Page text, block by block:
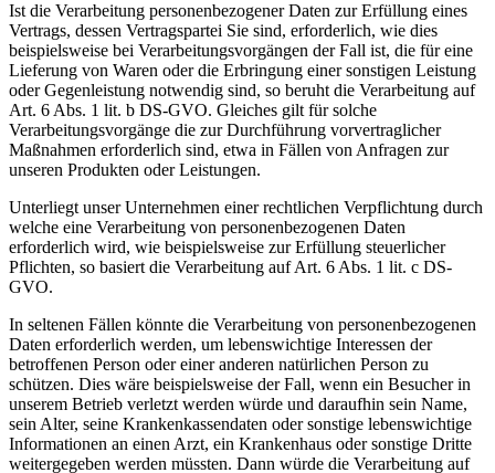
Ist die Verarbeitung personenbezogener Daten zur Erfüllung eines
Vertrags, dessen Vertragspartei Sie sind, erforderlich, wie dies
beispielsweise bei Verarbeitungsvorgängen der Fall ist, die für eine
Lieferung von Waren oder die Erbringung einer sonstigen Leistung
oder Gegenleistung notwendig sind, so beruht die Verarbeitung auf
Art. 6 Abs. 1 lit. b DS-GVO. Gleiches gilt für solche
Verarbeitungsvorgänge die zur Durchführung vorvertraglicher
Maßnahmen erforderlich sind, etwa in Fällen von Anfragen zur
unseren Produkten oder Leistungen.
Unterliegt unser Unternehmen einer rechtlichen Verpflichtung durch
welche eine Verarbeitung von personenbezogenen Daten
erforderlich wird, wie beispielsweise zur Erfüllung steuerlicher
Pflichten, so basiert die Verarbeitung auf Art. 6 Abs. 1 lit. c DS-
GVO.
In seltenen Fällen könnte die Verarbeitung von personenbezogenen
Daten erforderlich werden, um lebenswichtige Interessen der
betroffenen Person oder einer anderen natürlichen Person zu
schützen. Dies wäre beispielsweise der Fall, wenn ein Besucher in
unserem Betrieb verletzt werden würde und daraufhin sein Name,
sein Alter, seine Krankenkassendaten oder sonstige lebenswichtige
Informationen an einen Arzt, ein Krankenhaus oder sonstige Dritte
weitergegeben werden müssten. Dann würde die Verarbeitung auf